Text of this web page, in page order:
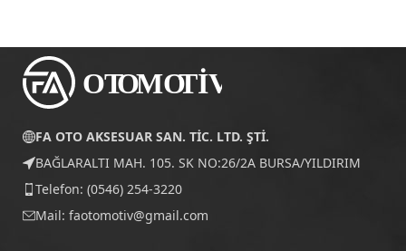
FA OTO AKSESUAR SAN. TİC. LTD. ŞTİ.
BAĞLARALTI MAH. 105. SK NO:26/2A BURSA/YILDIRIM
Telefon: (0546) 254-3220
Mail: faotomotiv@gmail.com